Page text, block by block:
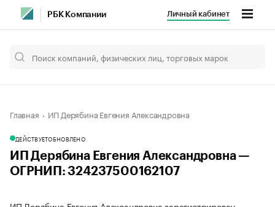
РБК Компании Личный кабинет
Главная ИП Дерябина Евгения Александровна
ДЕЙСТВУЕТОБНОВЛЕНО
ИП Дерябина Евгения Александровна —
ОГРНИП: 324237500162107